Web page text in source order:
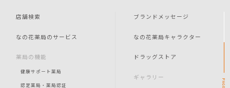
店舗検索
なの花薬局のサービス
薬局の機能
健康サポート薬局
認定薬局・薬局認証
ブランドメッセージ
なの花薬局キャラクター
ドラッグストア
ギャラリー
PAGE